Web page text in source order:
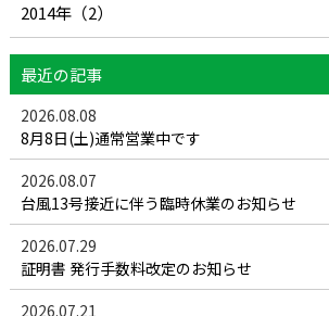
2014年（2）
最近の記事
2026.08.08
8月8日(土)通常営業中です
2026.08.07
台風13号接近に伴う臨時休業のお知らせ
2026.07.29
証明書 発行手数料改定のお知らせ
2026.07.21